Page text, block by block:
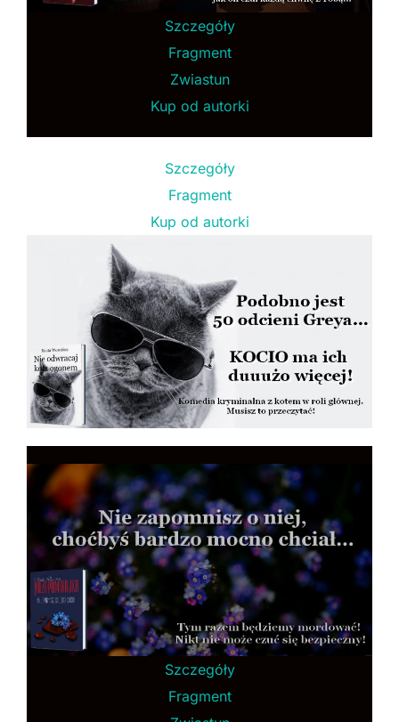
Szczegóły
Fragment
Zwiastun
Kup od autorki
Szczegóły
Fragment
Kup od autorki
Szczegóły
Fragment